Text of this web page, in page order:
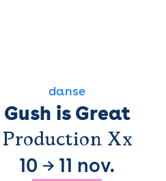
danse
Gush is Great
Production Xx
10 → 11 nov.